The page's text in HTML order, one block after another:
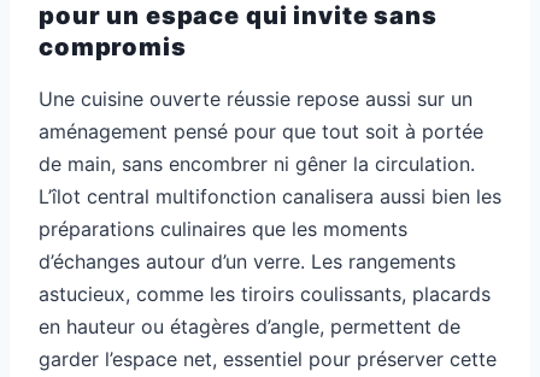
pour un espace qui invite sans
compromis
Une cuisine ouverte réussie repose aussi sur un
aménagement pensé pour que tout soit à portée
de main, sans encombrer ni gêner la circulation.
L’îlot central multifonction canalisera aussi bien les
préparations culinaires que les moments
d’échanges autour d’un verre. Les rangements
astucieux, comme les tiroirs coulissants, placards
en hauteur ou étagères d’angle, permettent de
garder l’espace net, essentiel pour préserver cette